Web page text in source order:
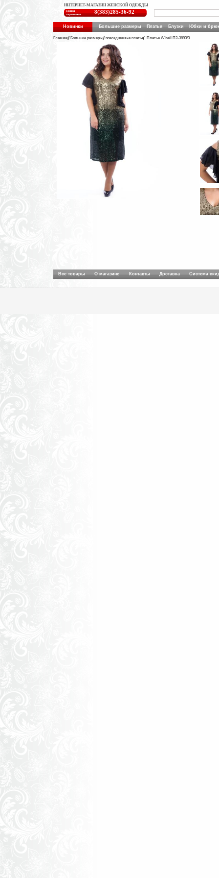
ИНТЕРНЕТ-МАГАЗИН ЖЕНСКОЙ ОДЕЖДЫ
единая
справочная
8(383)285-36-92
Новинки Большие размеры Платья Блузки Юбки и
Главная Большие размеры повседневные платья Платье Wisell П2-3893/3
Все товары О магазине Контакты Доставка Система